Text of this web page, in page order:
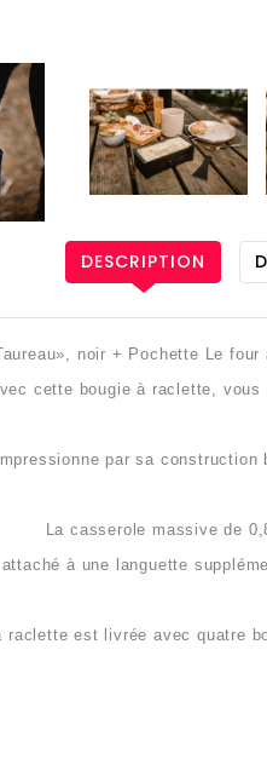
DESCRIPTION
noir + Pochette Le
cette bougie à raclette,
par sa
La casserole massive de
à une languette
raclette est livrée avec quatre